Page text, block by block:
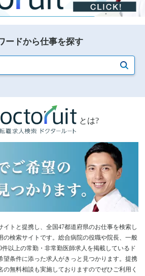
紹介サイト
職ドットコムやm3キャリア、リクルー
のような医師求人サイトではなく、医師
サイトです。 ドクタールートは医師転職
ージェントと提携し、医師の皆さまに
求人情報をお届けすることを目的に
善や提携先転職エージェントの拡大を行
やすいサイトになるための取り
ードから仕事を探す
イトと提携し、全国47都道府県のお仕事を検索し
の検索サイトです。総合病院の役職や院長、一般
件以上の常勤・非常勤医師求人を掲載しているド
望条件に添った求人がきっと見つかります。提携
の無料相談も実施しておりますのでぜひご利用く